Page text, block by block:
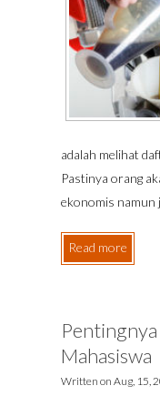
adalah melihat
Pastinya orang
ekonomis namun
Read more
Mahasiswa
Written on Aug, 15,